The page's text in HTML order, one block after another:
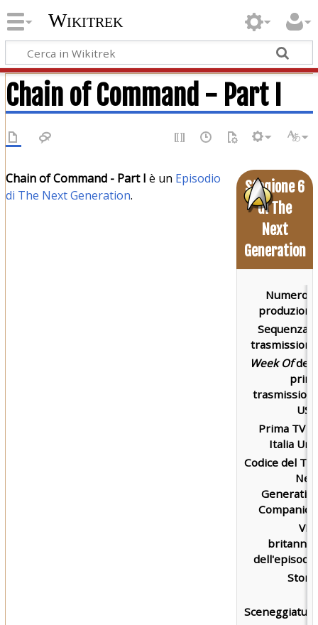
Wikitrek
Chain of Command - Part I
Stagione 6
di The
Next
Generation
Numero
Sequenza
Week Of
Prima TV
Italia
Codice del
Chain of Command - Part I è un Episodio
di The Next Generation.